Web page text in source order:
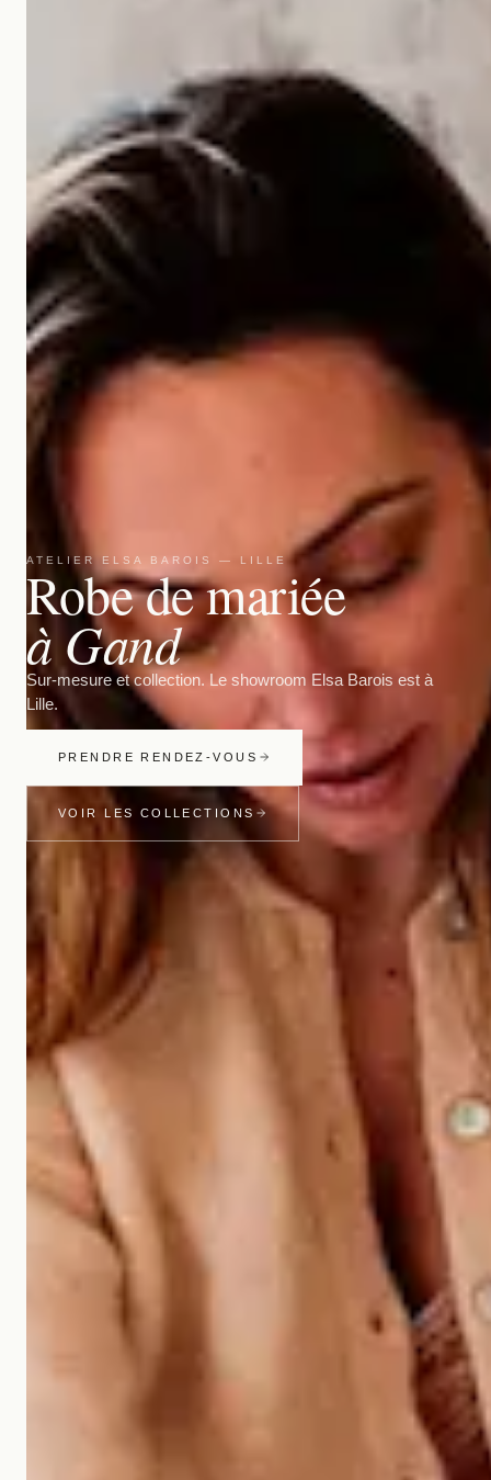
ATELIER ELSA BAROIS — LILLE
Robe de mariée
à Gand
Sur-mesure et collection. Le showroom Elsa Barois est à
Lille.
PRENDRE RENDEZ-VOUS
VOIR LES COLLECTIONS